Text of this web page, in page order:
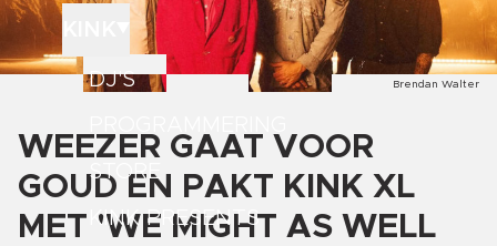
DJ'S
STORE
KINK PRESENTS
Brendan Walter
WEEZER GAAT VOOR
GOUD EN PAKT KINK XL
MET 'WE MIGHT AS WELL